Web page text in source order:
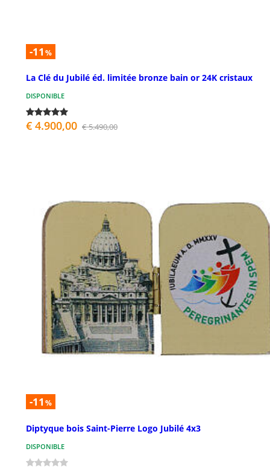
-11 %
La Clé du Jubilé éd. limitée bronze bain or 24K cristaux
DISPONIBLE
€ 4.900,00 € 5.490,00
-11 %
Diptyque bois Saint-Pierre Logo Jubilé 4x3
DISPONIBLE